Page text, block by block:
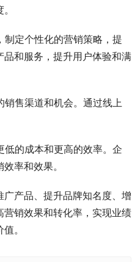
定个性化的营销策略，提
和服务，提升用户体验和满
售渠道和机会。通过线上
的成本和更高的效率。企
率和效果。
产品、提升品牌知名度、增
销效果和转化率，实现业绩
。